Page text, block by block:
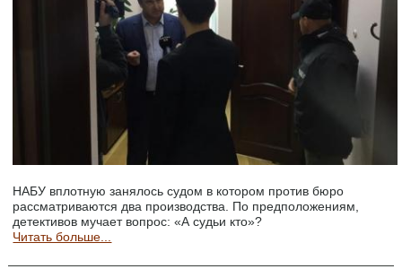
НАБУ вплотную занялось судом в котором против бюро
рассматриваются два производства. По предположениям,
детективов мучает вопрос: «А судьи кто»?
Читать больше...